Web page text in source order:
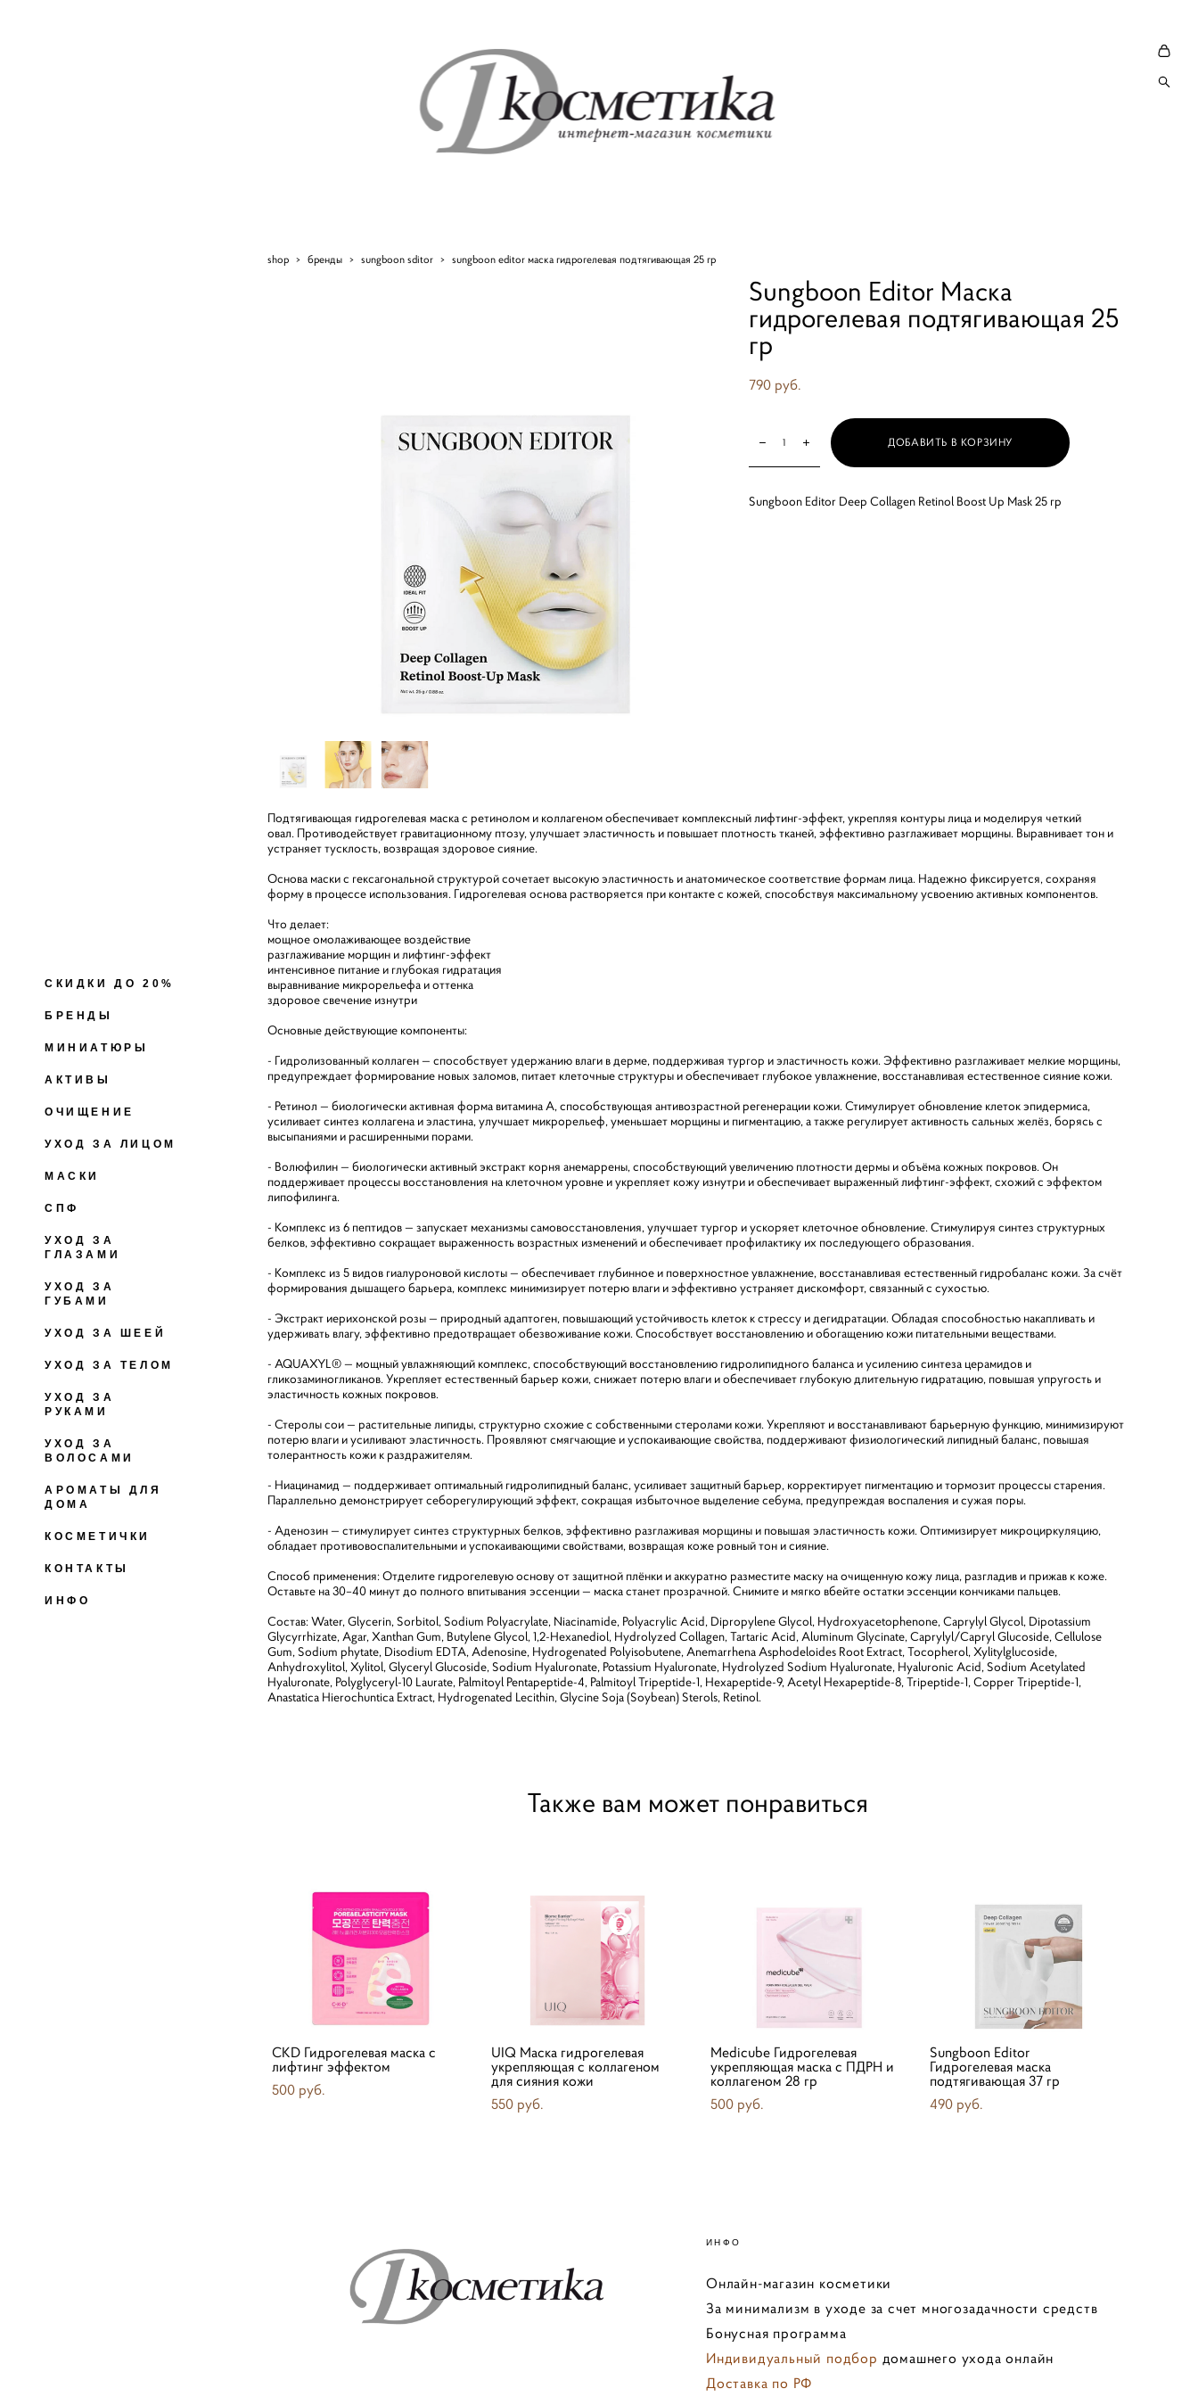
СКИДКИ ДО 20%
БРЕНДЫ
МИНИАТЮРЫ
АКТИВЫ
ОЧИЩЕНИЕ
УХОД ЗА ЛИЦОМ
МАСКИ
СПФ
УХОД ЗА
ГЛАЗАМИ
УХОД ЗА
ГУБАМИ
УХОД ЗА ШЕЕЙ
УХОД ЗА ТЕЛОМ
УХОД ЗА
РУКАМИ
УХОД ЗА
ВОЛОСАМИ
АРОМАТЫ ДЛЯ
ДОМА
КОСМЕТИЧКИ
КОНТАКТЫ
ИНФО
shop > бренды > sungboon sditor > sungboon editor маска гидрогелевая подтягивающая 25 гр
Sungboon Editor Маска
гидрогелевая подтягивающая 25
гр
790 pуб.
ДОБАВИТЬ В КОРЗИНУ
Sungboon Editor Deep Collagen Retinol Boost Up Mask 25 гр
Подтягивающая гидрогелевая маска с ретинолом и коллагеном обеспечивает комплексный лифтинг-эффект, укрепляя контуры лица и моделируя четкий
овал. Противодействует гравитационному птозу, улучшает эластичность и повышает плотность тканей, эффективно разглаживает морщины. Выравнивает тон и
устраняет тусклость, возвращая здоровое сияние.
Основа маски с гексагональной структурой сочетает высокую эластичность и анатомическое соответствие формам лица. Надежно фиксируется, сохраняя
форму в процессе использования. Гидрогелевая основа растворяется при контакте с кожей, способствуя максимальному усвоению активных компонентов.
Что делает:
мощное омолаживающее воздействие
разглаживание морщин и лифтинг-эффект
интенсивное питание и глубокая гидратация
выравнивание микрорельефа и оттенка
здоровое свечение изнутри
Основные действующие компоненты:
- Гидролизованный коллаген — способствует удержанию влаги в дерме, поддерживая тургор и эластичность кожи. Эффективно разглаживает мелкие морщины,
предупреждает формирование новых заломов, питает клеточные структуры и обеспечивает глубокое увлажнение, восстанавливая естественное сияние кожи.
- ​Ретинол — биологически активная форма витамина A, способствующая антивозрастной регенерации кожи. Стимулирует обновление клеток эпидермиса,
усиливает синтез коллагена и эластина, улучшает микрорельеф, уменьшает морщины и пигментацию, а также регулирует активность сальных желёз, борясь с
высыпаниями и расширенными порами.
- Волюфилин — биологически активный экстракт корня анемаррены, способствующий увеличению плотности дермы и объёма кожных покровов. Он
поддерживает процессы восстановления на клеточном уровне и укрепляет кожу изнутри и обеспечивает выраженный лифтинг-эффект, схожий с эффектом
липофилинга.
- Комплекс из 6 пептидов — запускает механизмы самовосстановления, улучшает тургор и ускоряет клеточное обновление. Стимулируя синтез структурных
белков, эффективно сокращает выраженность возрастных изменений и обеспечивает профилактику их последующего образования.
- Комплекс из 5 видов гиалуроновой кислоты — обеспечивает глубинное и поверхностное увлажнение, восстанавливая естественный гидробаланс кожи. За счёт
формирования дышащего барьера, комплекс минимизирует потерю влаги и эффективно устраняет дискомфорт, связанный с сухостью.
- Экстракт иерихонской розы — природный адаптоген, повышающий устойчивость клеток к стрессу и дегидратации. Обладая способностью накапливать и
удерживать влагу, эффективно предотвращает обезвоживание кожи. Способствует восстановлению и обогащению кожи питательными веществами.
- AQUAXYL® — мощный увлажняющий комплекс, способствующий восстановлению гидролипидного баланса и усилению синтеза церамидов и
гликозаминогликанов. Укрепляет естественный барьер кожи, снижает потерю влаги и обеспечивает глубокую длительную гидратацию, повышая упругость и
эластичность кожных покровов.
- Стеролы сои — растительные липиды, структурно схожие с собственными стеролами кожи. Укрепляют и восстанавливают барьерную функцию, минимизируют
потерю влаги и усиливают эластичность. Проявляют смягчающие и успокаивающие свойства, поддерживают физиологический липидный баланс, повышая
толерантность кожи к раздражителям.
- Ниацинамид — поддерживает оптимальный гидролипидный баланс, усиливает защитный барьер, корректирует пигментацию и тормозит процессы старения.
Параллельно демонстрирует себорегулирующий эффект, сокращая избыточное выделение себума, предупреждая воспаления и сужая поры.
- Аденозин — стимулирует синтез структурных белков, эффективно разглаживая морщины и повышая эластичность кожи. Оптимизирует микроциркуляцию,
обладает противовоспалительными и успокаивающими свойствами, возвращая коже ровный тон и сияние.
Способ применения: Отделите гидрогелевую основу от защитной плёнки и аккуратно разместите маску на очищенную кожу лица, разгладив и прижав к коже.
Оставьте на 30–40 минут до полного впитывания эссенции — маска станет прозрачной. Снимите и мягко вбейте остатки эссенции кончиками пальцев.
Состав: Water, Glycerin, Sorbitol, Sodium Polyacrylate, Niacinamide, Polyacrylic Acid, Dipropylene Glycol, Hydroxyacetophenone, Caprylyl Glycol, Dipotassium
Glycyrrhizate, Agar, Xanthan Gum, Butylene Glycol, 1,2-Hexanediol, Hydrolyzed Collagen, Tartaric Acid, Aluminum Glycinate, Caprylyl/Capryl Glucoside, Cellulose
Gum, Sodium phytate, Disodium EDTA, Adenosine, Hydrogenated Polyisobutene, Anemarrhena Asphodeloides Root Extract, Tocopherol, Xylitylglucoside,
Anhydroxylitol, Xylitol, Glyceryl Glucoside, Sodium Hyaluronate, Potassium Hyaluronate, Hydrolyzed Sodium Hyaluronate, Hyaluronic Acid, Sodium Acetylated
Hyaluronate, Polyglyceryl-10 Laurate, Palmitoyl Pentapeptide-4, Palmitoyl Tripeptide-1, Hexapeptide-9, Acetyl Hexapeptide-8, Tripeptide-1, Copper Tripeptide-1,
Anastatica Hierochuntica Extract, Hydrogenated Lecithin, Glycine Soja (Soybean) Sterols, Retinol.
Также вам может понравиться
CKD Гидрогелевая маска с
лифтинг эффектом
500 pуб.
UIQ Маска гидрогелевая
укрепляющая с коллагеном
для сияния кожи
550 pуб.
Medicube Гидрогелевая
укрепляющая маска с ПДРН и
коллагеном 28 гр
500 pуб.
Sungboon Editor
Гидрогелевая маска
подтягивающая 37 гр
490 pуб.
ИНФО
Онлайн-магазин косметики
За минимализм в уходе за счет многозадачности средств
Бонусная программа
Индивидуальный подбор домашнего ухода онлайн
Доставка по РФ